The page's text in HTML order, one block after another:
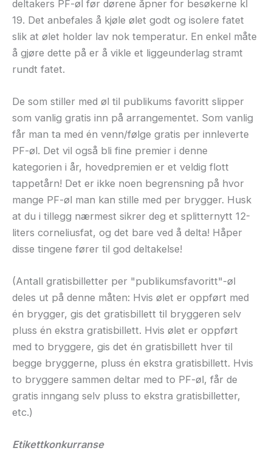
deltakers PF-øl før dørene åpner for besøkerne kl
19. Det anbefales å kjøle ølet godt og isolere fatet
slik at ølet holder lav nok temperatur. En enkel måte
å gjøre dette på er å vikle et liggeunderlag stramt
rundt fatet.
De som stiller med øl til publikums favoritt slipper
som vanlig gratis inn på arrangementet. Som vanlig
får man ta med én venn/følge gratis per innleverte
PF-øl. Det vil også bli fine premier i denne
kategorien i år, hovedpremien er et veldig flott
tappetårn! Det er ikke noen begrensning på hvor
mange PF-øl man kan stille med per brygger. Husk
at du i tillegg nærmest sikrer deg et splitternytt 12-
liters corneliusfat, og det bare ved å delta! Håper
disse tingene fører til god deltakelse!
(Antall gratisbilletter per "publikumsfavoritt"-øl
deles ut på denne måten: Hvis ølet er oppført med
én brygger, gis det gratisbillett til bryggeren selv
pluss én ekstra gratisbillett. Hvis ølet er oppført
med to bryggere, gis det én gratisbillett hver til
begge bryggerne, pluss én ekstra gratisbillett. Hvis
to bryggere sammen deltar med to PF-øl, får de
gratis inngang selv pluss to ekstra gratisbilletter,
etc.)
Etikettkonkurranse